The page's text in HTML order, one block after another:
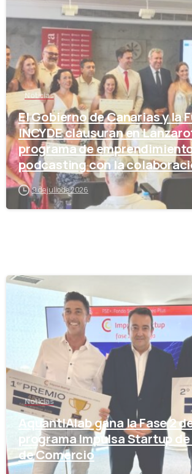
Noticias
El Gobierno de Canarias y la
INCYDE clausuran en
programa de
podcasting con la
Cámara de Comercio
9 de julio de 2026
Noticias
AquantIAlab gana la Fase 2
programa Impulsa Startup
de Comercio